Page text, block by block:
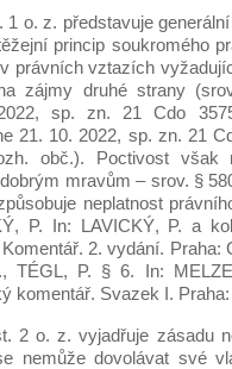
1 o. z. představuje
princip soukromého
právních vztazích
zájmy druhé strany
sp. zn. 21 Cdo
21. 10. 2022, sp. zn. 21
obč.). Poctivost však
mravům – srov. §
neplatnost
P. In: LAVICKÝ, P. a
2. vydání. Praha:
TÉGL, P. § 6. In:
komentář. Svazek I.
2 o. z. vyjadřuje zásadu
nemůže dovolávat své